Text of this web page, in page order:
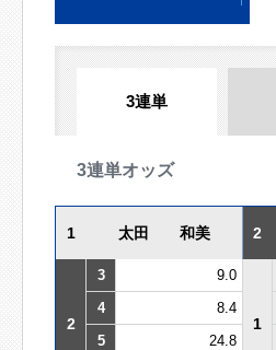
3連単
3連単オッズ
1 太田 和美 2
2
3 9.0
1
4
8.4
5
24.8